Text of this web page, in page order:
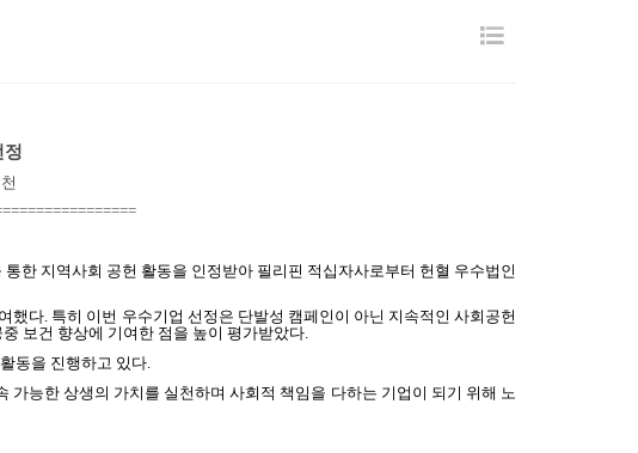
정
통한 지역사회 공헌 활동을 인정받아 필리핀 적십자사로부터 헌혈 우수법인
했다. 특히 이번 우수기업 선정은 단발성 캠페인이 아닌 지속적인 사회공헌
보건 향상에 기여한 점을 높이 평가받았다.
동을 진행하고 있다
가능한 상생의 가치를 실천하며 사회적 책임을 다하는 기업이 되기 위해 노